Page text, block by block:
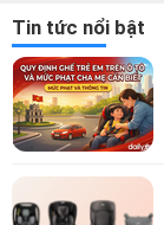
Tin tức nổi bật